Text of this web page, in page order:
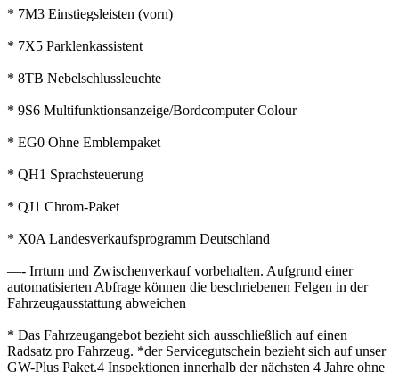
* 7M3 Einstiegsleisten (vorn)
* 7X5 Parklenkassistent
* 8TB Nebelschlussleuchte
* 9S6 Multifunktionsanzeige/Bordcomputer Colour
* EG0 Ohne Emblempaket
* QH1 Sprachsteuerung
* QJ1 Chrom-Paket
* X0A Landesverkaufsprogramm Deutschland
—- Irrtum und Zwischenverkauf vorbehalten. Aufgrund einer
automatisierten Abfrage können die beschriebenen Felgen in der
Fahrzeugausstattung abweichen
* Das Fahrzeugangebot bezieht sich ausschließlich auf einen
Radsatz pro Fahrzeug. *der Servicegutschein bezieht sich auf unser
GW-Plus Paket.4 Inspektionen innerhalb der nächsten 4 Jahre ohne